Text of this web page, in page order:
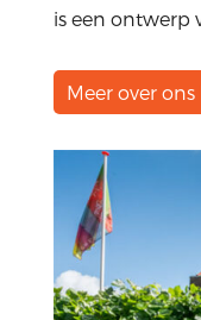
is een ontwerp
Meer over